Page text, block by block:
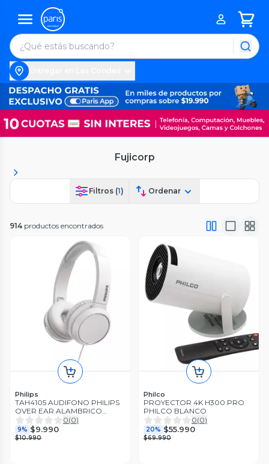
Fujicorp
Filtros (1) Ordenar
914 productos encontrados
Philips
TAH4105 AUDIFONO PHILIPS
OVER EAR ALAMBRICO
MANOS LIBRES BLANCO
0(0)
9% $9.990
$10.990
Philco
PROYECTOR 4K H300 PRO
PHILCO BLANCO
0(0)
20% $55.990
$69.990